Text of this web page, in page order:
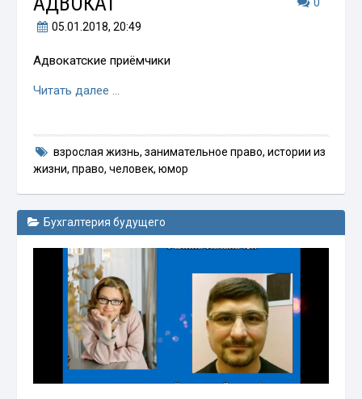
05.01.2018, 20:49
Адвокатские приёмчики
Читать далее …
взрослая жизнь, занимательное право, истории из
жизни,право,человек,юмор
Бухгалтерия будущего